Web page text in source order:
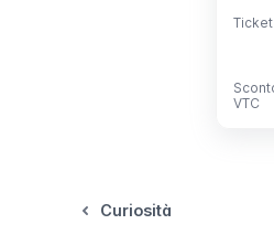
VTC
VTC
Curiosità